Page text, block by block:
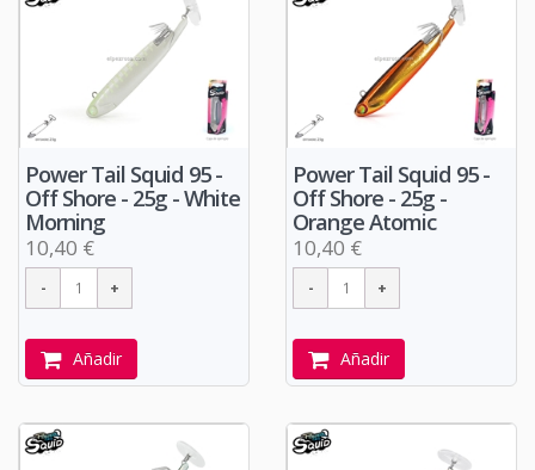
Power Tail Squid 95 -
Off Shore - 25g - White
Morning
10,40 €
Añadir
Power Tail Squid 95 -
Off Shore - 25g -
Orange Atomic
10,40 €
Añadir